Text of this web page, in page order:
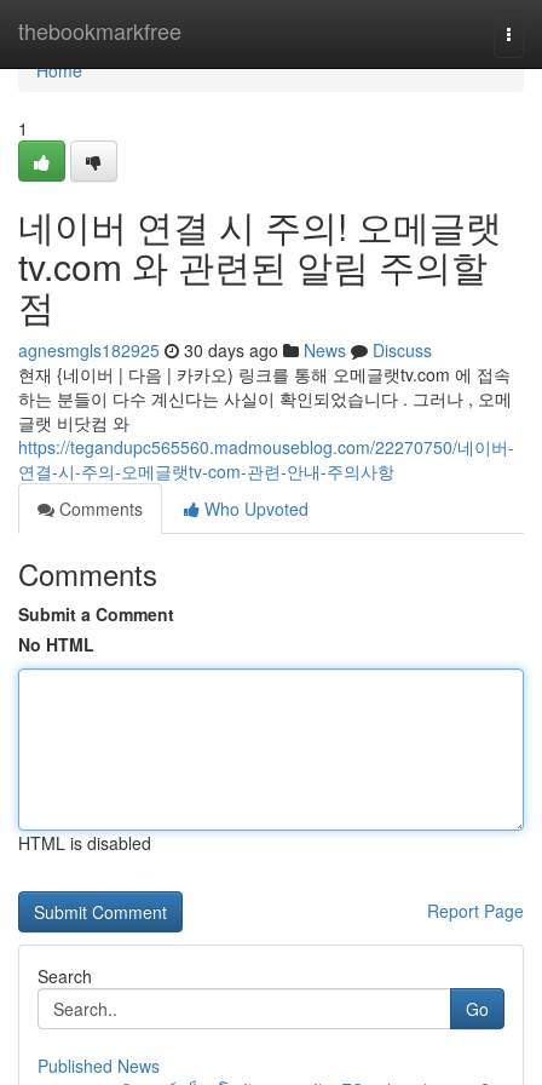
thebookmarkfree
Home
Home
1
네이버 연결 시 주의! 오메글랫
tv.com 와 관련된 알림 주의할
점
agnesmgls182925 30 days ago News
Discuss
현재 {네이버 | 다음 | 카카오) 링크를 통해 오메글랫tv.com 에 접속
하는 분들이 다수 계신다는 사실이 확인되었습니다 . 그러나 , 오메
글랫 비닷컴 와
https://tegandupc565560.madmouseblog.com/22270750/네이버-
연결-시-주의-오메글랫tv-com-관련-안내-주의사항
Comments
Who Upvoted
Comments
Submit a Comment
No HTML
HTML is disabled
Report Page
Search
Go
Published News